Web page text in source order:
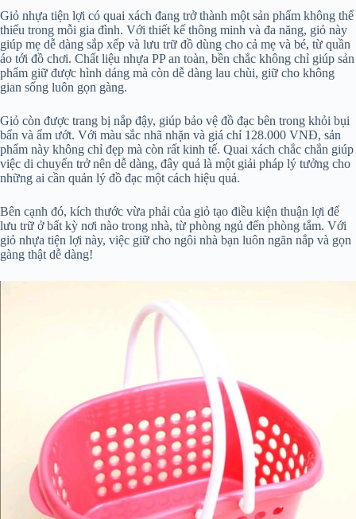
Giỏ nhựa tiện lợi có quai xách đang trở thành một sản phẩm không thể
thiếu trong mỗi gia đình. Với thiết kế thông minh và đa năng, giỏ này
giúp mẹ dễ dàng sắp xếp và lưu trữ đồ dùng cho cả mẹ và bé, từ quần
áo tới đồ chơi. Chất liệu nhựa PP an toàn, bền chắc không chỉ giúp sản
phẩm giữ được hình dáng mà còn dễ dàng lau chùi, giữ cho không
gian sống luôn gọn gàng.
Giỏ còn được trang bị nắp đậy, giúp bảo vệ đồ đạc bên trong khỏi bụi
bẩn và ẩm ướt. Với màu sắc nhã nhặn và giá chỉ 128.000 VNĐ, sản
phẩm này không chỉ đẹp mà còn rất kinh tế. Quai xách chắc chắn giúp
việc di chuyển trở nên dễ dàng, đây quả là một giải pháp lý tưởng cho
những ai cần quản lý đồ đạc một cách hiệu quả.
Bên cạnh đó, kích thước vừa phải của giỏ tạo điều kiện thuận lợi để
lưu trữ ở bất kỳ nơi nào trong nhà, từ phòng ngủ đến phòng tắm. Với
giỏ nhựa tiện lợi này, việc giữ cho ngôi nhà bạn luôn ngăn nắp và gọn
gàng thật dễ dàng!